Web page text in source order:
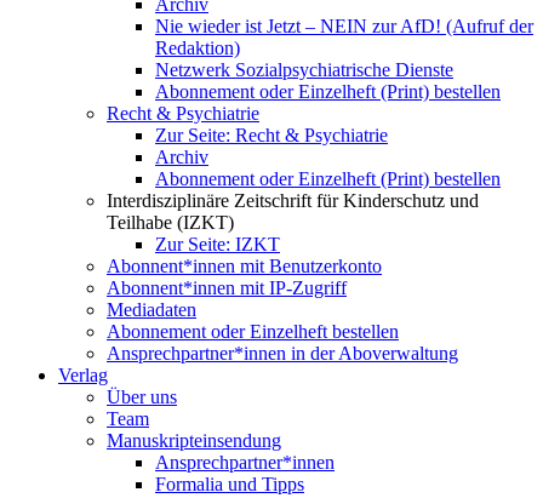
Archiv
Nie wieder ist Jetzt – NEIN zur AfD! (Aufruf der
Redaktion)
Netzwerk Sozialpsychiatrische Dienste
Abonnement oder Einzelheft (Print) bestellen
Recht & Psychiatrie
Zur Seite: Recht & Psychiatrie
Archiv
Abonnement oder Einzelheft (Print) bestellen
Interdisziplinäre Zeitschrift für Kinderschutz und
Teilhabe (IZKT)
Zur Seite: IZKT
Abonnent*innen mit Benutzerkonto
Abonnent*innen mit IP-Zugriff
Mediadaten
Abonnement oder Einzelheft bestellen
Ansprechpartner*innen in der Aboverwaltung
Verlag
Über uns
Team
Manuskripteinsendung
Ansprechpartner*innen
Formalia und Tipps